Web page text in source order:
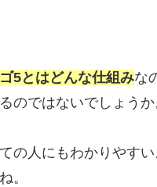
5とはどんな仕組みな
のではないでしょうか
の人にもわかりやす
。